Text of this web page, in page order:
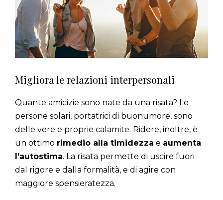
Migliora le relazioni interpersonali
Quante amicizie sono nate da una risata? Le
persone solari, portatrici di buonumore, sono
delle vere e proprie calamite. Ridere, inoltre, è
un ottimo rimedio alla timidezza e aumenta
l’autostima. La risata permette di uscire fuori
dal rigore e dalla formalità, e di agire con
maggiore spensieratezza.